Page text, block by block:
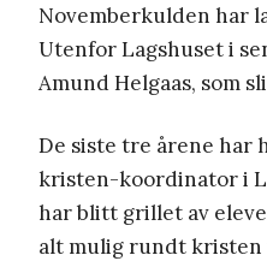
Novemberkulden har
Utenfor Lagshuset i
Amund Helgaas, som
De siste tre årene har
kristen-koordinator i
har blitt grillet av
alt mulig rundt kristen